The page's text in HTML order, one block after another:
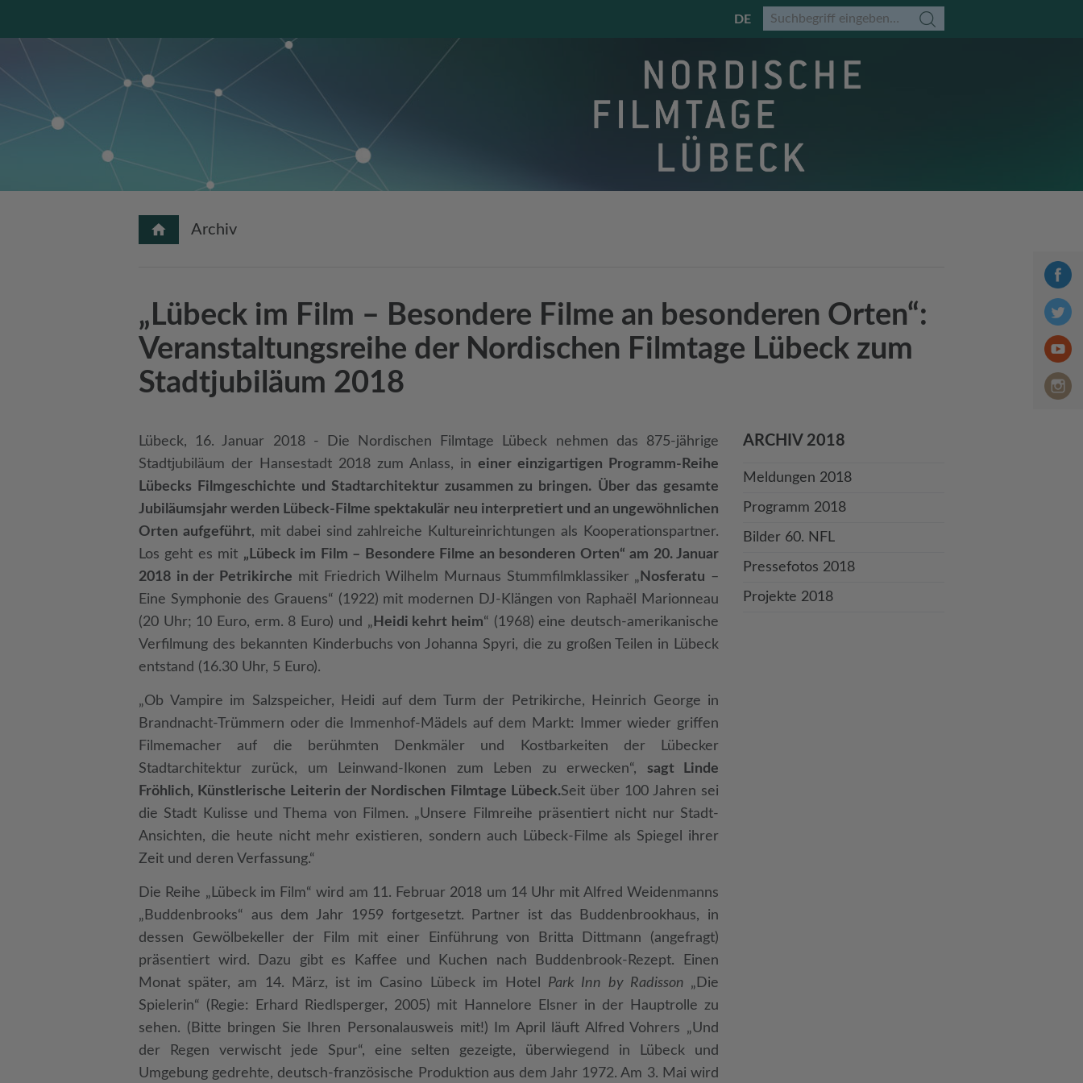
DE
Archiv
„Lübeck im Film – Besondere Filme an besonderen Orten“:
Veranstaltungsreihe der Nordischen Filmtage Lübeck zum
Stadtjubiläum 2018
ARCHIV 2018
Meldungen 2018
Programm 2018
Bilder 60. NFL
Pressefotos 2018
Projekte 2018
Lübeck, 16. Januar 2018 - Die Nordischen Filmtage Lübeck nehmen das 875-jährige
Stadtjubiläum der Hansestadt 2018 zum Anlass, in einer einzigartigen Programm-Reihe
Lübecks Filmgeschichte und Stadtarchitektur zusammen zu bringen. Über das gesamte
Jubiläumsjahr werden Lübeck-Filme spektakulär neu interpretiert und an ungewöhnlichen
Orten aufgeführt, mit dabei sind zahlreiche Kultureinrichtungen als Kooperationspartner.
Los geht es mit „Lübeck im Film – Besondere Filme an besonderen Orten“ am 20. Januar
2018 in der Petrikirche mit Friedrich Wilhelm Murnaus Stummfilmklassiker „ Nosferatu –
Eine Symphonie des Grauens“ (1922) mit modernen DJ-Klängen von Raphaël Marionneau
(20 Uhr; 10 Euro, erm. 8 Euro) und „ Heidi kehrt heim“ (1968) eine deutsch-amerikanische
Verfilmung des bekannten Kinderbuchs von Johanna Spyri, die zu großen Teilen in Lübeck
entstand (16.30 Uhr, 5 Euro).
„Ob Vampire im Salzspeicher, Heidi auf dem Turm der Petrikirche, Heinrich George in
Brandnacht-Trümmern oder die Immenhof-Mädels auf dem Markt: Immer wieder griffen
Filmemacher auf die berühmten Denkmäler und Kostbarkeiten der Lübecker
Stadtarchitektur zurück, um Leinwand-Ikonen zum Leben zu erwecken“, sagt Linde
Fröhlich, Künstlerische Leiterin der Nordischen Filmtage Lübeck.Seit über 100 Jahren sei
die Stadt Kulisse und Thema von Filmen. „Unsere Filmreihe präsentiert nicht nur Stadt-
Ansichten, die heute nicht mehr existieren, sondern auch Lübeck-Filme als Spiegel ihrer
Zeit und deren Verfassung.“
Die Reihe „Lübeck im Film“ wird am 11. Februar 2018 um 14 Uhr mit Alfred Weidenmanns
„Buddenbrooks“ aus dem Jahr 1959 fortgesetzt. Partner ist das Buddenbrookhaus, in
dessen Gewölbekeller der Film mit einer Einführung von Britta Dittmann (angefragt)
präsentiert wird. Dazu gibt es Kaffee und Kuchen nach Buddenbrook-Rezept. Einen
Monat später, am 14. März, ist im Casino Lübeck im Hotel Park Inn by Radisson „Die
Spielerin“ (Regie: Erhard Riedlsperger, 2005) mit Hannelore Elsner in der Hauptrolle zu
sehen. (Bitte bringen Sie Ihren Personalausweis mit!) Im April läuft Alfred Vohrers „Und
der Regen verwischt jede Spur“, eine selten gezeigte, überwiegend in Lübeck und
Umgebung gedrehte, deutsch-französische Produktion aus dem Jahr 1972. Am 3. Mai wird